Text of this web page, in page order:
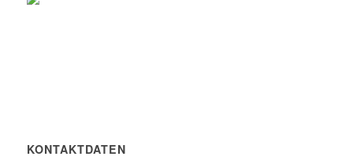
KONTAKTDATEN